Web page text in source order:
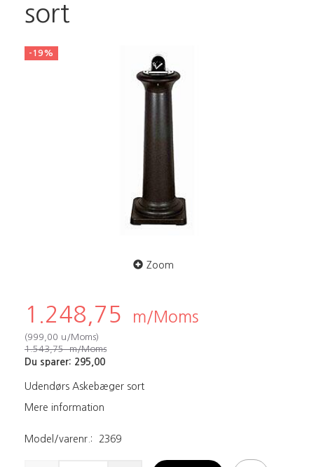
sort
-19%
Zoom
1.248,75 m/Moms
(999,00 u/Moms)
1.543,75m/Moms
Du sparer: 295,00
Udendørs Askebæger sort
Mere information
Model/varenr.: 2369